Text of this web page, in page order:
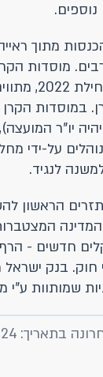
מתוך
מוסדות
ההשקעות,
במוסדות הקרן
יו"ר
על-ידי
לנגיד.
הראשון
המדינה
חדשים -
בנק
שמותוות ע"י
06/05/2024